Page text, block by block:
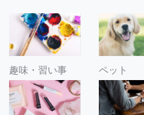
趣味・習い事 ペット